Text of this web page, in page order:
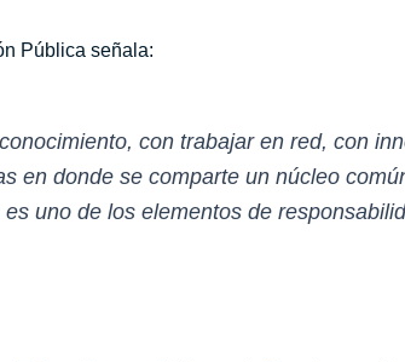
Pública señala:
con trabajar en red, con
en donde se comparte un núcleo
uno de los elementos de